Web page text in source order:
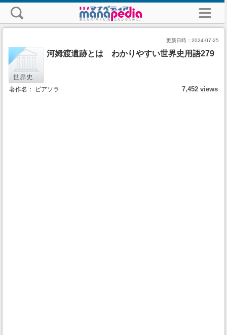
更新日時： 2024-07-25
河姆渡遺跡とは わかりやすい世界史用語279
著作名： ピアソラ 7,452 views